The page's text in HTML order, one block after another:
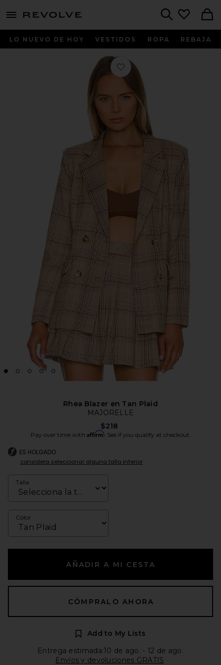
menu - shows more content
LO NUEVO DE HOY VESTIDOS ROPA REBAJA
Favorito Rhea Blazer en Tan Plaid
Rhea Blazer en Tan Plaid
MAJORELLE
$218
Pay over time with Affirm. See if you qualify at checkout.
ES HOLGADO
considera seleccionar alguna talla inferior
Talla
Color
AÑADIR A MI CESTA
CÓMPRALO AHORA
Add to My Lists
Entrega estimada:10 de ago. - 12 de ago.
Envíos y devoluciones GRATIS